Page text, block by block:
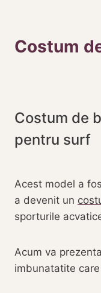
Costum
Costum de
pentru surf
Acest model a
a devenit un
sporturile
Acum va
imbunatatite